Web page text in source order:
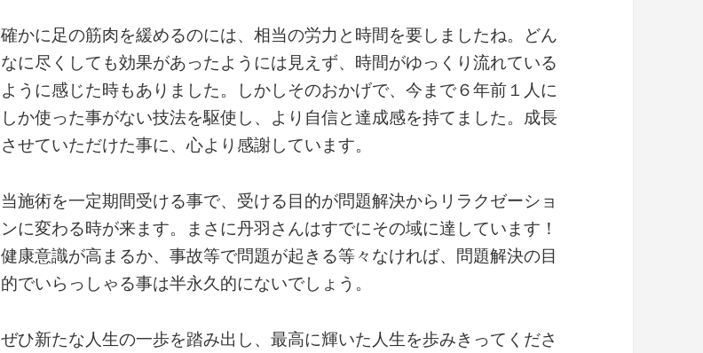
確かに足の筋肉を緩めるのには、相当の労力と時間を要しましたね。どん
なに尽くしても効果があったようには見えず、時間がゆっくり流れている
ように感じた時もありました。しかしそのおかげで、今まで６年前１人に
しか使った事がない技法を駆使し、より自信と達成感を持てました。成長
させていただけた事に、心より感謝しています。
当施術を一定期間受ける事で、受ける目的が問題解決からリラクゼーショ
ンに変わる時が来ます。まさに丹羽さんはすでにその域に達しています！
健康意識が高まるか、事故等で問題が起きる等々なければ、問題解決の目
的でいらっしゃる事は半永久的にないでしょう。
ぜひ新たな人生の一歩を踏み出し、最高に輝いた人生を歩みきってくださ